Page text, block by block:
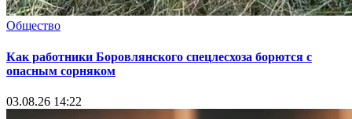
Общество
Как работники Боровлянского спецлесхоза борются с
опасным сорняком
03.08.26 14:22